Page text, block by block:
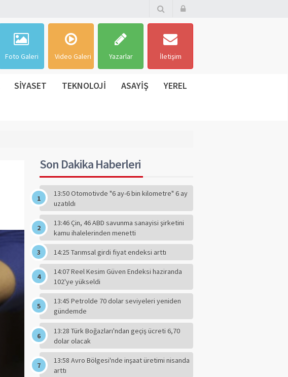
Foto Galeri Video Galeri Yazarlar İletişim
SİYASET TEKNOLOJİ ASAYİŞ YEREL
Son Dakika Haberleri
13:50 Otomotivde "6 ay-6 bin kilometre" 6 ay
uzatıldı
13:46 Çin, 46 ABD savunma sanayisi şirketini
kamu ihalelerinden menetti
14:25 Tarımsal girdi fiyat endeksi arttı
14:07 Reel Kesim Güven Endeksi haziranda
102'ye yükseldi
13:45 Petrolde 70 dolar seviyeleri yeniden
gündemde
13:28 Türk Boğazları'ndan geçiş ücreti 6,70
dolar olacak
13:58 Avro Bölgesi'nde inşaat üretimi nisanda
arttı